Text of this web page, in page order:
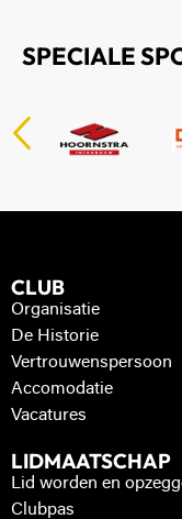
SPECIALE
CLUB
Organisatie
De Historie
Vertrouwenspersoon
Accomodatie
Vacatures
LIDMAATSCHAP
Lid worden en
Clubpas